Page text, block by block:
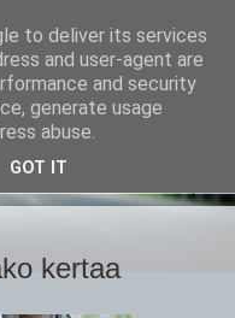
kertaa
to deliver its services
and user-agent are
and security
generate usage
abuse.
GOT IT